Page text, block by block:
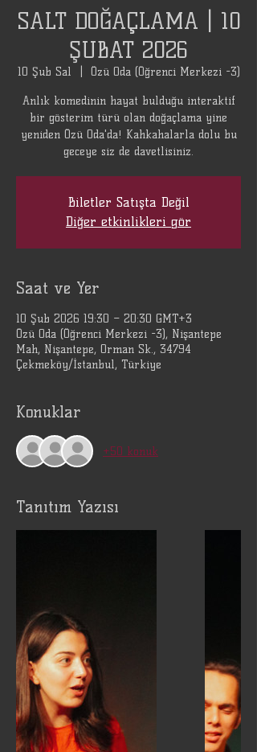
SALT DOĞAÇLAMA | 10
ŞUBAT 2026
10 Şub Sal Özü Oda (Öğrenci Merkezi -3)
Anlık komedinin hayat bulduğu interaktif
bir gösterim türü olan doğaçlama yine
yeniden Özü Oda'da! Kahkahalarla dolu bu
geceye siz de davetlisiniz.
Biletler Satışta Değil
Diğer etkinlikleri gör
Saat ve Yer
10 Şub 2026 19:30 – 20:30 GMT+3
Özü Oda (Öğrenci Merkezi -3), Nişantepe
Mah, Nişantepe, Orman Sk., 34794
Çekmeköy/İstanbul, Türkiye
Konuklar
+50 konuk
Tanıtım Yazısı